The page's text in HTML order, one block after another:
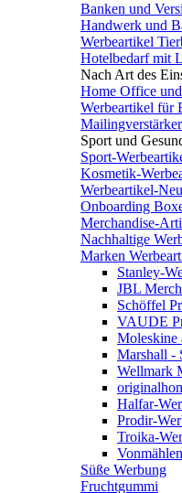
Banken und
Handwerk und
Werbeartikel
Hotelbedarf mit
Nach Art des
Home Office
Werbeartikel für
Mailingverstärker
Sport und
Sport-
Kosmetik-
Werbeartikel-
Onboarding
Merchandise-
Nachhaltige
Marken
Stanley-
JBL
Schöffel
VAUDE
Moleskine
Marshall -
Wellmark
Halfar-
Prodir-
Troika-
Süße Werbung
Fruchtgummi